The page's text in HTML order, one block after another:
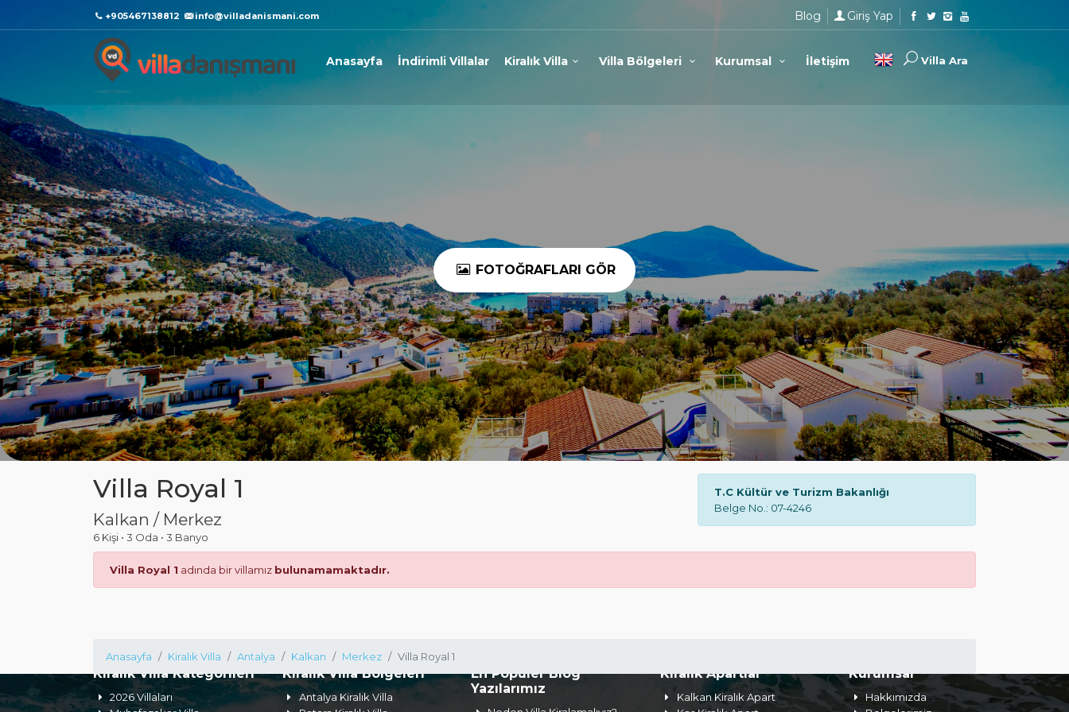
+905467138812 info@villadanismani.com Blog Giriş Yap
Anasayfa İndirimli Villalar Kiralık Villa Villa Bölgeleri Kurumsal İletişim Villa Ara
FOTOĞRAFLARI GÖR
Villa Royal 1
Kalkan / Merkez
6 Kişi • 3 Oda • 3 Banyo
T.C Kültür ve Turizm Bakanlığı
Belge No.: 07-4246
Villa Royal 1 adında bir villamız bulunamamaktadır.
Anasayfa Kiralık Villa Antalya Kalkan Merkez Villa Royal 1
Kiralık Villa Kategorileri
2026 Villaları
Kiralık Villa Bölgeleri
Antalya Kiralık Villa
En Popüler Blog
Yazılarımız
Kiralık Apartlar
Kalkan Kiralık Apart
Kurumsal
Hakkımızda